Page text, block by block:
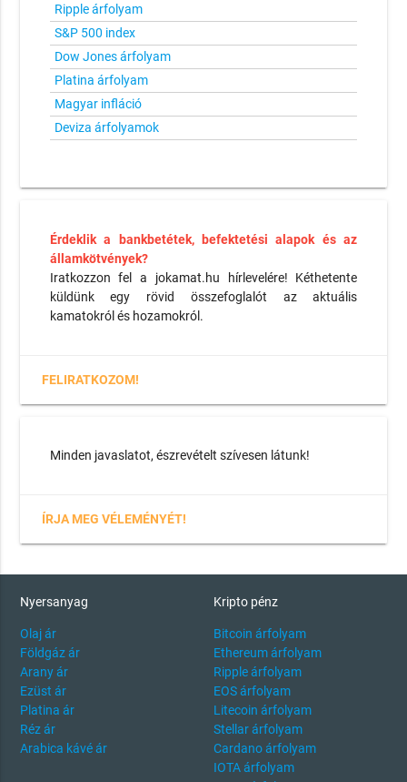
Ripple árfolyam
S&P 500 index
Dow Jones árfolyam
Platina árfolyam
Magyar infláció
Deviza árfolyamok
Érdeklik a bankbetétek, befektetési alapok és az
államkötvények?
Iratkozzon fel a jokamat.hu hírlevelére! Kéthetente
küldünk egy rövid összefoglalót az aktuális
kamatokról és hozamokról.
FELIRATKOZOM!
Minden javaslatot, észrevételt szívesen látunk!
ÍRJA MEG VÉLEMÉNYÉT!
Nyersanyag
Olaj ár
Földgáz ár
Arany ár
Ezüst ár
Platina ár
Réz ár
Arabica kávé ár
Kripto pénz
Bitcoin árfolyam
Ethereum árfolyam
Ripple árfolyam
EOS árfolyam
Litecoin árfolyam
Stellar árfolyam
Cardano árfolyam
IOTA árfolyam